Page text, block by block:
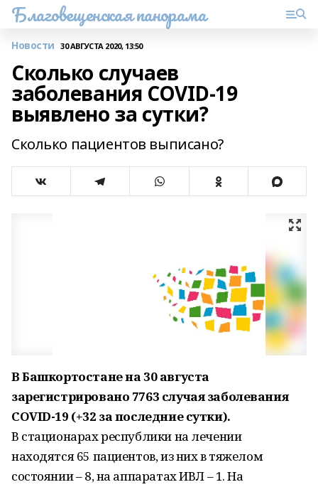
Благовещенская панорама
Новости 30 АВГУСТА 2020, 13:50
Сколько случаев
заболевания COVID-19
выявлено за сутки?
Сколько пациентов выписано?
В Башкортостане на 30 августа
зарегистрировано 7763 случая заболевания
COVID-19 (+32 за последние сутки).
В стационарах республики на лечении
находятся 65 пациентов, из них в тяжелом
состоянии – 8, на аппаратах ИВЛ – 1. На